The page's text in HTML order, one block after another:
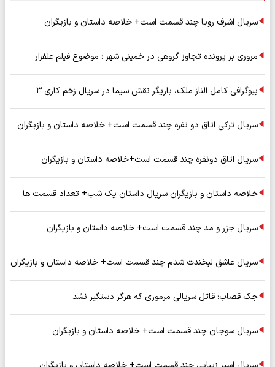
سریال اشرف رویا چند قسمت است+ خلاصه داستان و بازیگران
مروری بر پرونده تجاوز گروهی در خمینی شهر ؛ موضوع فیلم علفزار
بیوگرافی کامل الناز ملک، بازیگر نقش سیما در سریال زخم کاری ۳
سریال ترکی اتاق دو نفره چند قسمت است+ خلاصه داستان و بازیگران
سریال اتاق دونفره چند قسمت است+خلاصه داستان و بازیگران
خلاصه داستان و بازیگران سریال داستان یک شب+ تعداد قسمت ها
سریال جزر و مد چند قسمت است+ خلاصه داستان و بازیگران
سریال عاشق لبخندت شدم چند قسمت است+ خلاصه داستان و بازیگران
جک قصاب؛ قاتل سریالی مرموزی که هرگز دستگیر نشد
سریال سوجان چند قسمت است+ خلاصه داستان و بازیگران